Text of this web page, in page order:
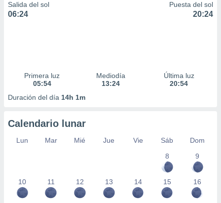
Salida del sol
06:24
Puesta del sol
20:24
Primera luz
05:54
Mediodía
13:24
Última luz
20:54
Duración del día 14h 1m
Calendario lunar
Lun Mar Mié Jue Vie Sáb
Dom
8
9
10 11 12 13 14 15 16